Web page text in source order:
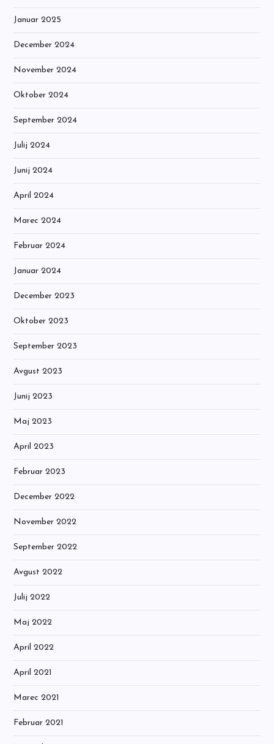
Januar 2025
December 2024
November 2024
Oktober 2024
September 2024
Julij 2024
Junij 2024
April 2024
Marec 2024
Februar 2024
Januar 2024
December 2023
Oktober 2023
September 2023
Avgust 2023
Junij 2023
Maj 2023
April 2023
Februar 2023
December 2022
November 2022
September 2022
Avgust 2022
Julij 2022
Maj 2022
April 2022
April 2021
Marec 2021
Februar 2021